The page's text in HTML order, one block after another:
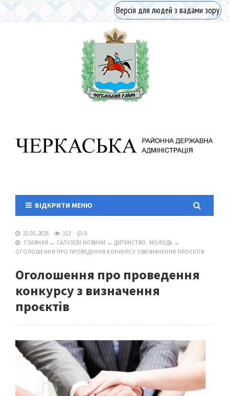
Версія для людей з вадами зору
ВІДКРИТИ МЕНЮ
22.01.2025 312
0
ГЛАВНАЯ → ГАЛУЗЕВІ НОВИНИ → ДИТИНСТВО, МОЛОДЬ →
ОГОЛОШЕННЯ ПРО ПРОВЕДЕННЯ КОНКУРСУ З ВИЗНАЧЕННЯ ПРОЄКТІВ
Оголошення про проведення
конкурсу з визначення
проєктів